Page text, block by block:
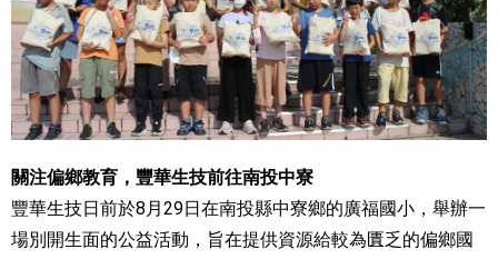
關注偏鄉教育，豐華生技前往南投中寮
豐華生技日前於8月29日在南投縣中寮鄉的廣福國小，舉辦一
場別開生面的公益活動，旨在提供資源給較為匱乏的偏鄉國